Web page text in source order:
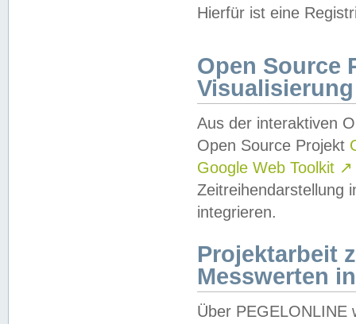
Hierfür ist eine
Open Source
Visualisierung
Aus der interaktiven
Open Source Projekt
Google Web Toolkit ↗
Zeitreihendarstellung
integrieren.
Projektarbeit
Messwerten
Über PEGELONLINE